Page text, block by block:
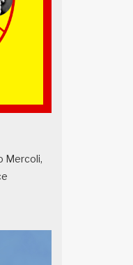
Mercoli,